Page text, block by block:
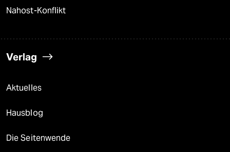
Nahost-Konflikt
Verlag
Aktuelles
Hausblog
Die Seitenwende